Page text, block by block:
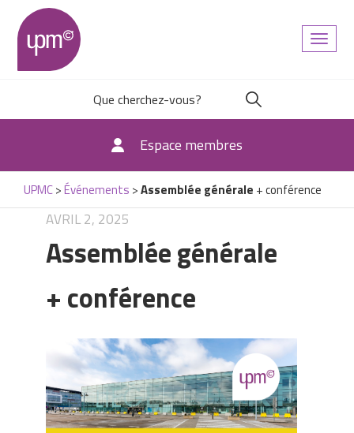
Espace membres
UPMC>Événements >Assemblée générale + conférence
AVRIL 2, 2025
Assemblée générale
+ conférence